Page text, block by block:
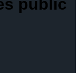
public